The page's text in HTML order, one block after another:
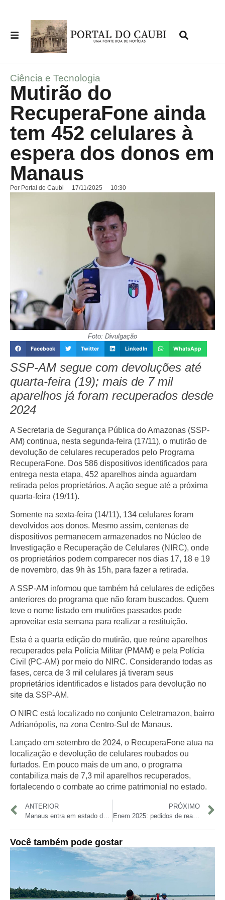
Ciência e Tecnologia
Mutirão do
RecuperaFone ainda
tem 452 celulares à
espera dos donos em
Manaus
Por Portal do Caubi 17/11/2025 10:30
Foto: Divulgação
Facebook Twitter LinkedIn WhatsApp
SSP-AM segue com devoluções até
quarta-feira (19); mais de 7 mil
aparelhos já foram recuperados desde
2024
A Secretaria de Segurança Pública do Amazonas (SSP-
AM) continua, nesta segunda-feira (17/11), o mutirão de
devolução de celulares recuperados pelo Programa
RecuperaFone. Dos 586 dispositivos identificados para
entrega nesta etapa, 452 aparelhos ainda aguardam
retirada pelos proprietários. A ação segue até a próxima
quarta-feira (19/11).
Somente na sexta-feira (14/11), 134 celulares foram
devolvidos aos donos. Mesmo assim, centenas de
dispositivos permanecem armazenados no Núcleo de
Investigação e Recuperação de Celulares (NIRC), onde
os proprietários podem comparecer nos dias 17, 18 e 19
de novembro, das 9h às 15h, para fazer a retirada.
A SSP-AM informou que também há celulares de edições
anteriores do programa que não foram buscados. Quem
teve o nome listado em mutirões passados pode
aproveitar esta semana para realizar a restituição.
Esta é a quarta edição do mutirão, que reúne aparelhos
recuperados pela Polícia Militar (PMAM) e pela Polícia
Civil (PC-AM) por meio do NIRC. Considerando todas as
fases, cerca de 3 mil celulares já tiveram seus
proprietários identificados e listados para devolução no
site da SSP-AM.
O NIRC está localizado no conjunto Celetramazon, bairro
Adrianópolis, na zona Centro-Sul de Manaus.
Lançado em setembro de 2024, o RecuperaFone atua na
localização e devolução de celulares roubados ou
furtados. Em pouco mais de um ano, o programa
contabiliza mais de 7,3 mil aparelhos recuperados,
fortalecendo o combate ao crime patrimonial no estado.
ANTERIOR
PRÓXIMO
Enem 2025: pedidos de reaplicação começam nesta segunda; prazo vai até sexta (21)
Você também pode gostar